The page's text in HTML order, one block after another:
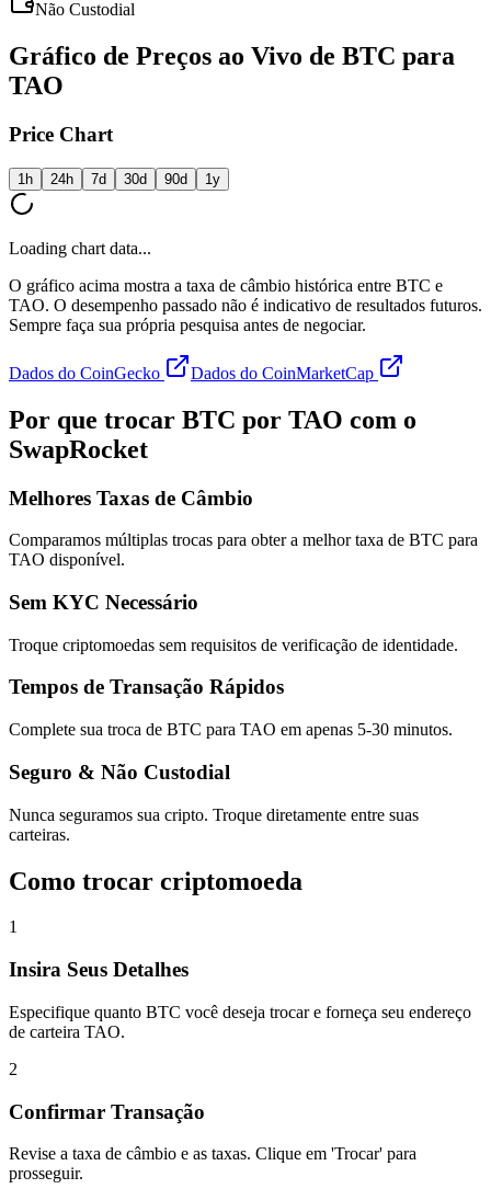
Não Custodial
Gráfico de Preços ao Vivo de BTC para
TAO
Price Chart
1h 24h 7d 30d 90d 1y
Loading chart data...
O gráfico acima mostra a taxa de câmbio histórica entre BTC e
TAO. O desempenho passado não é indicativo de resultados futuros.
Sempre faça sua própria pesquisa antes de negociar.
Dados do CoinGecko Dados do CoinMarketCap
Por que trocar BTC por TAO com o
SwapRocket
Melhores Taxas de Câmbio
Comparamos múltiplas trocas para obter a melhor taxa de BTC para
TAO disponível.
Sem KYC Necessário
Troque criptomoedas sem requisitos de verificação de identidade.
Tempos de Transação Rápidos
Complete sua troca de BTC para TAO em apenas 5-30 minutos.
Seguro & Não Custodial
Nunca seguramos sua cripto. Troque diretamente entre suas
carteiras.
Como trocar criptomoeda
1
Insira Seus Detalhes
Especifique quanto BTC você deseja trocar e forneça seu endereço
de carteira TAO.
2
Confirmar Transação
Revise a taxa de câmbio e as taxas. Clique em 'Trocar' para
prosseguir.